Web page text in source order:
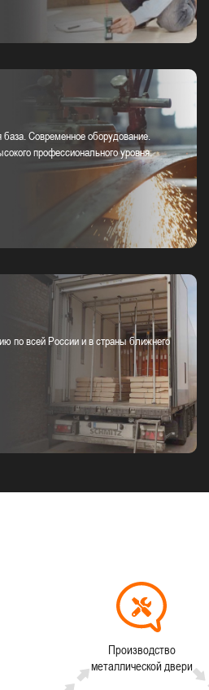
база. Современное оборудование.
профессионального уровня.
по всей России и в страны ближнего
Производство
металлической двери